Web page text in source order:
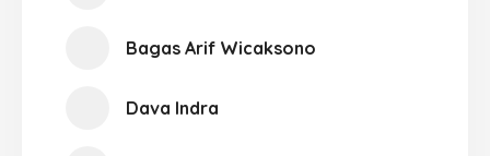
Bagas Arif Wicaksono
Dava Indra